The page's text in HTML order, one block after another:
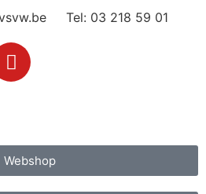
Tel: 03 218 59 01
Webshop